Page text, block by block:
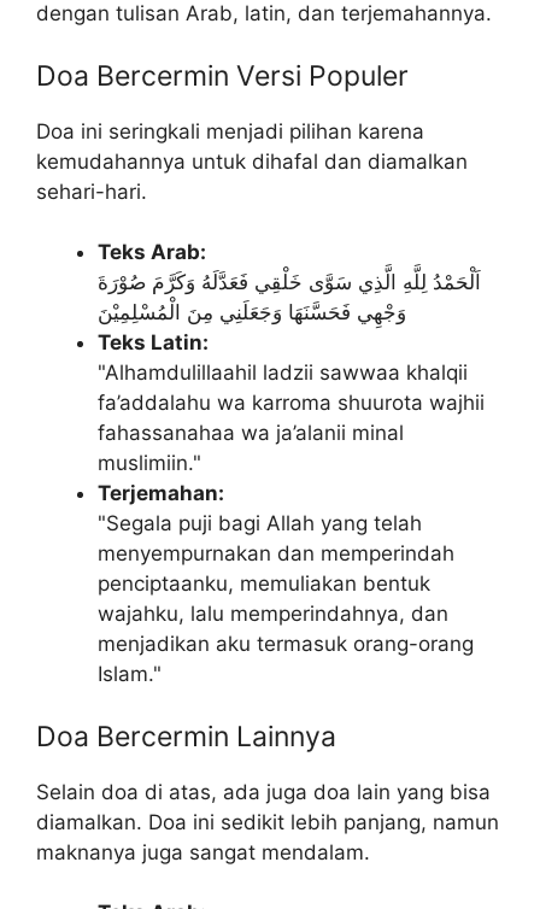
dengan tulisan Arab, latin, dan terjemahannya.
Doa Bercermin Versi Populer
Doa ini seringkali menjadi pilihan karena
kemudahannya untuk dihafal dan diamalkan
sehari-hari.
Teks Arab:
اَلْحَمْدُ لِلَّهِ الَّذِي سَوَّى خَلْقِي فَعَدَّلَهُ وَكَرَّمَ صُوْرَةَ
وَجْهِي فَحَسَّنَهَا وَجَعَلَنِي مِنَ الْمُسْلِمِيْنَ
Teks Latin:
"Alhamdulillaahil ladzii sawwaa khalqii
fa’addalahu wa karroma shuurota wajhii
fahassanahaa wa ja’alanii minal
muslimiin."
Terjemahan:
"Segala puji bagi Allah yang telah
menyempurnakan dan memperindah
penciptaanku, memuliakan bentuk
wajahku, lalu memperindahnya, dan
menjadikan aku termasuk orang-orang
Islam."
Doa Bercermin Lainnya
Selain doa di atas, ada juga doa lain yang bisa
diamalkan. Doa ini sedikit lebih panjang, namun
maknanya juga sangat mendalam.